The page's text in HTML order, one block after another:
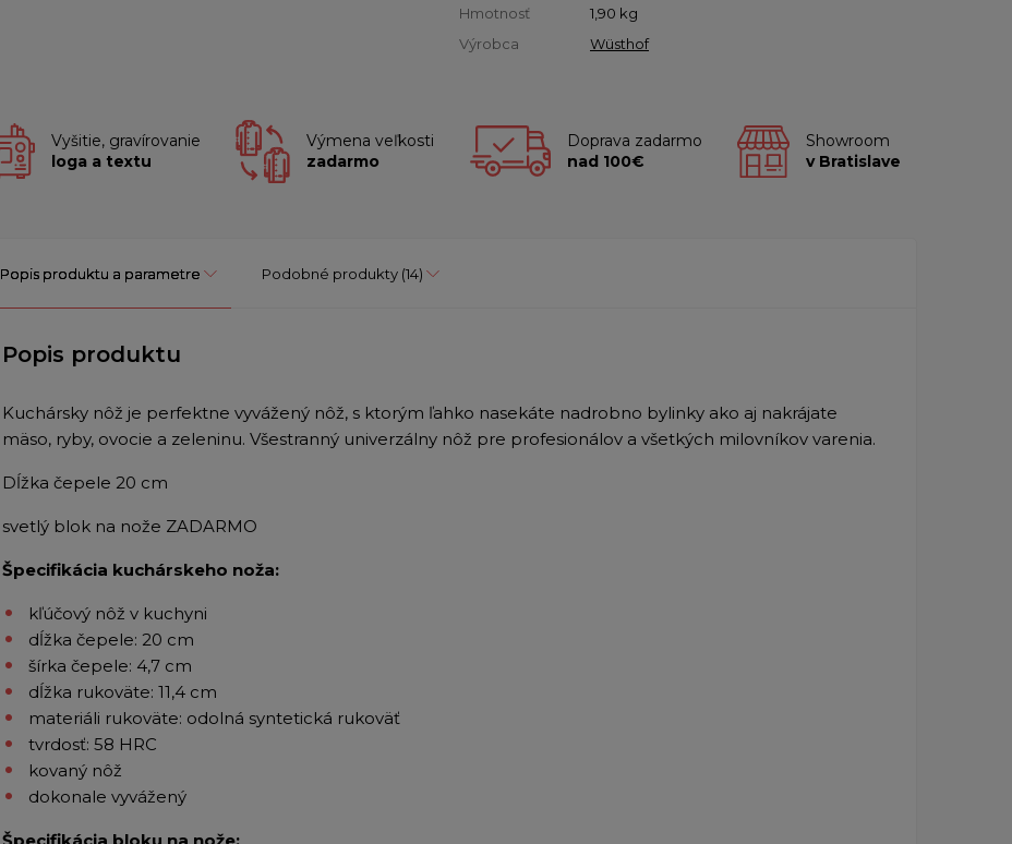
Hmotnosť
1,90 kg
Výrobca
Wüsthof
Vyšitie, gravírovanie
loga a textu
Výmena veľkosti
zadarmo
Doprava zadarmo
nad 100€
Showroom
v Bratislave
Popis produktu a parametre Podobné produkty (14)
Popis produktu
Kuchársky nôž je perfektne vyvážený nôž, s ktorým ľahko nasekáte nadrobno bylinky ako aj nakrájate
mäso, ryby, ovocie a zeleninu. Všestranný univerzálny nôž pre profesionálov a všetkých milovníkov varenia.
Dĺžka čepele 20 cm
svetlý blok na nože ZADARMO
Špecifikácia kuchárskeho noža:
kľúčový nôž v kuchyni
dĺžka čepele: 20 cm
šírka čepele: 4,7 cm
dĺžka rukoväte: 11,4 cm
materiáli rukoväte: odolná syntetická rukoväť
tvrdosť: 58 HRC
kovaný nôž
dokonale vyvážený